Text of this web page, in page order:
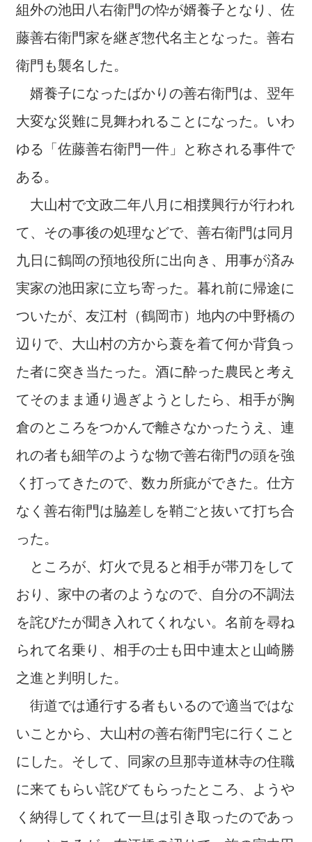
組外の池田八右衛門の忰が婿養子となり、佐
藤善右衛門家を継ぎ惣代名主となった。善右
衛門も襲名した。
婿養子になったばかりの善右衛門は、翌年
大変な災難に見舞われることになった。いわ
ゆる「佐藤善右衛門一件」と称される事件で
ある。
大山村で文政二年八月に相撲興行が行われ
て、その事後の処理などで、善右衛門は同月
九日に鶴岡の預地役所に出向き、用事が済み
実家の池田家に立ち寄った。暮れ前に帰途に
ついたが、友江村（鶴岡市）地内の中野橋の
辺りで、大山村の方から蓑を着て何か背負っ
た者に突き当たった。酒に酔った農民と考え
てそのまま通り過ぎようとしたら、相手が胸
倉のところをつかんで離さなかったうえ、連
れの者も細竿のような物で善右衛門の頭を強
く打ってきたので、数カ所疵ができた。仕方
なく善右衛門は脇差しを鞘ごと抜いて打ち合
った。
ところが、灯火で見ると相手が帯刀をして
おり、家中の者のようなので、自分の不調法
を詫びたが聞き入れてくれない。名前を尋ね
られて名乗り、相手の士も田中連太と山崎勝
之進と判明した。
街道では通行する者もいるので適当ではな
いことから、大山村の善右衛門宅に行くこと
にした。そして、同家の旦那寺道林寺の住職
に来てもらい詫びてもらったところ、ようや
く納得してくれて一旦は引き取ったのであっ